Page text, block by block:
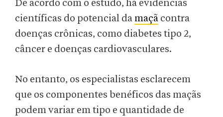
De acordo com o estudo, há evidências
científicas do potencial da maçã contra
doenças crônicas, como diabetes tipo 2,
câncer e doenças cardiovasculares.
No entanto, os especialistas esclarecem
que os componentes benéficos das maçãs
podem variar em tipo e quantidade de